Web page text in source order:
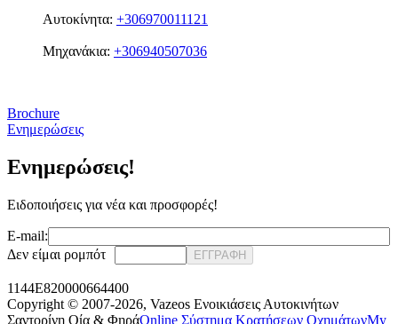
Αυτοκίνητα: +306970011121
Μηχανάκια: +306940507036
Brochure
Ενημερώσεις
Ενημερώσεις!
Ειδοποιήσεις για νέα και προσφορές!
E-mail:
Δεν είμαι ρομπότ
ΕΓΓΡΑΦΗ
1144E820000664400
Copyright © 2007-2026, Vazeos Ενοικιάσεις Αυτοκινήτων
Σαντορίνη Οία & ΦηράOnline Σύστημα Κρατήσεων ΟχημάτωνMy